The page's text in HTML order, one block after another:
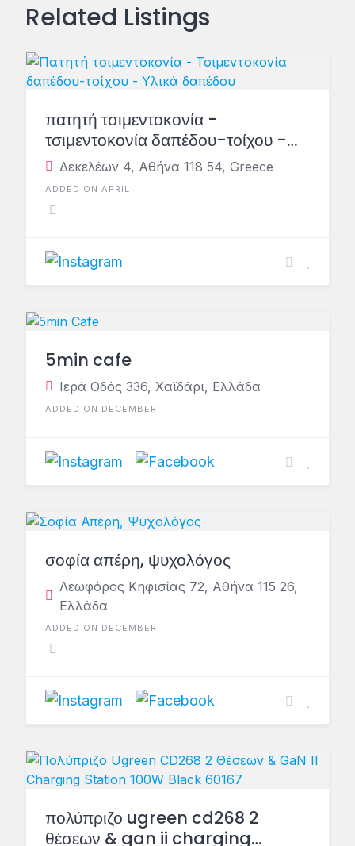
Related Listings
πατητή τσιμεντοκονία -
τσιμεντοκονία δαπέδου-τοίχου -
υλικά δαπέδου
Δεκελέων 4, Αθήνα 118 54, Greece
ADDED ON APRIL
5min cafe
Ιερά Οδός 336, Χαϊδάρι, Ελλάδα
ADDED ON DECEMBER
σοφία απέρη, ψυχολόγος
Λεωφόρος Κηφισίας 72, Αθήνα 115 26,
Ελλάδα
ADDED ON DECEMBER
πολύπριζο ugreen cd268 2
θέσεων & gan ii charging